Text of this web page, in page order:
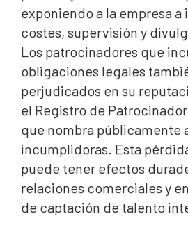
exponiendo a la empresa
costes, supervisión y
Los patrocinadores que
obligaciones legales
perjudicados en su
el Registro de
que nombra públicamente
incumplidoras. Esta
puede tener efectos
relaciones comerciales y
de captación de talento